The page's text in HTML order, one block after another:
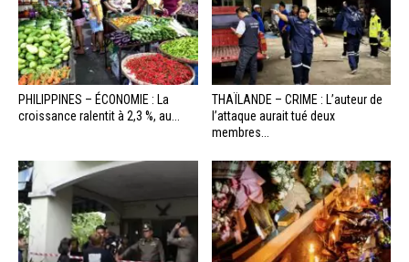
PHILIPPINES – ÉCONOMIE : La
croissance ralentit à 2,3 %, au...
THAÏLANDE – CRIME : L’auteur de
l’attaque aurait tué deux
membres...